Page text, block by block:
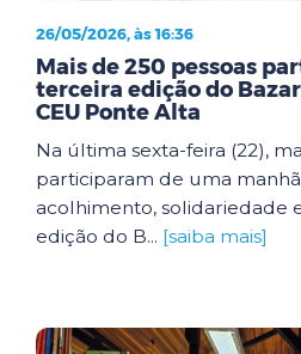
26/05/2026, às 16:36
Mais de 250 pessoas
terceira edição do
CEU Ponte Alta
Na última sexta-feira (22),
participaram de uma
acolhimento, solidariedade
edição do B... [saiba mais]